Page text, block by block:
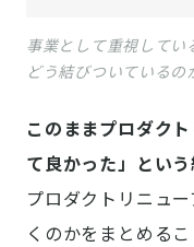
事業として重視してい
どう結びついているの
このままプロダク
て良かった」とい
プロダクトリニュ
くのかをまとめる